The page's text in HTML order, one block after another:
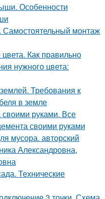
Особенности
монтаж
Как правильно
нужного цвета:
Требования к
в земле
своими руками. Все
своими руками
мусора. авторский
Александровна,
Технические